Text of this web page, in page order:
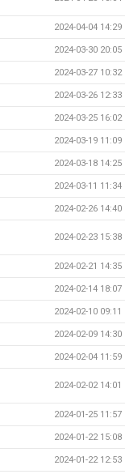
2024-04-04 14:29
2024-03-30 20:05
2024-03-27 10:32
2024-03-26 12:33
2024-03-25 16:02
2024-03-19 11:09
2024-03-18 14:25
2024-03-11 11:34
2024-02-26 14:40
2024-02-23 15:38
2024-02-21 14:35
2024-02-14 18:07
2024-02-10 09:11
2024-02-09 14:30
2024-02-04 11:59
2024-02-02 14:01
2024-01-25 11:57
2024-01-22 15:08
2024-01-22 12:53